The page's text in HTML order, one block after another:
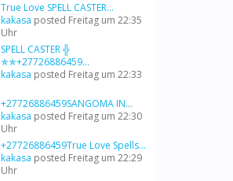
True Love SPELL CASTER...
kakasa posted Freitag um 22:35
Uhr
SPELL CASTER ╬
✯✯+27726886459...
kakasa posted Freitag um 22:33
+27726886459SANGOMA IN...
kakasa posted Freitag um 22:30
Uhr
+27726886459True Love Spells...
kakasa posted Freitag um 22:29
Uhr